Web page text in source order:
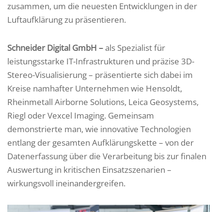
zusammen, um die neuesten Entwicklungen in der
Luftaufklärung zu präsentieren.
Schneider Digital GmbH –als Spezialist für
leistungsstarke IT-Infrastrukturen und präzise 3D-
Stereo-Visualisierung – präsentierte sich dabei im
Kreise namhafter Unternehmen wie Hensoldt,
Rheinmetall Airborne Solutions, Leica Geosystems,
Riegl oder Vexcel Imaging. Gemeinsam
demonstrierte man, wie innovative Technologien
entlang der gesamten Aufklärungskette – von der
Datenerfassung über die Verarbeitung bis zur finalen
Auswertung in kritischen Einsatzszenarien –
wirkungsvoll ineinandergreifen.